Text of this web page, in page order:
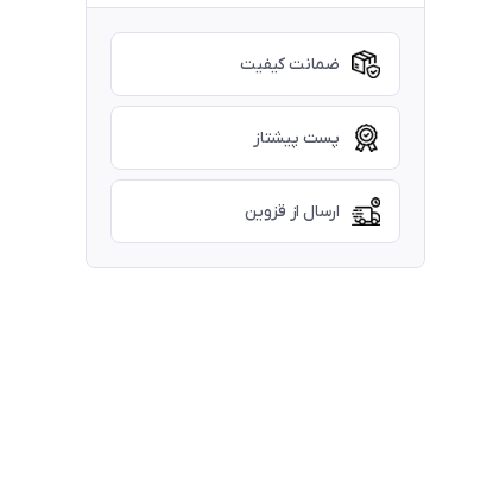
ضمانت کیفیت
پست پیشتاز
ارسال از قزوین